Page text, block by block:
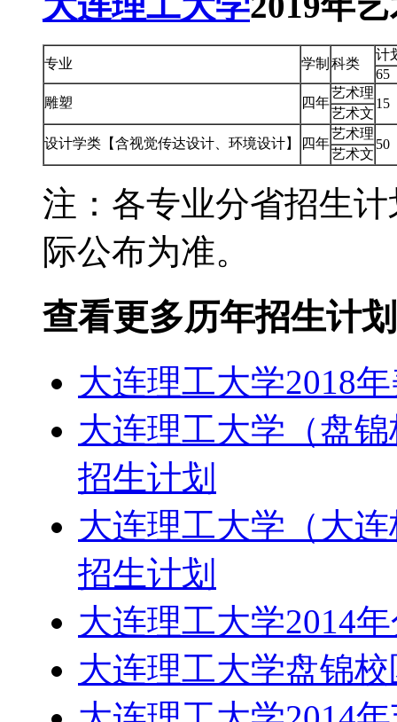
专业 学制 科类
计
65
雕塑
四年
艺术理
15
艺术文
设计学类【含视觉传达设计、环境设计】
四年
艺术理
50
艺术文
注：各专业分省招生
际公布为准。
查看更多历年招生计划
大连理工大学2018
大连理工大学（盘
招生计划
大连理工大学（大
招生计划
大连理工大学2014
大连理工大学盘锦